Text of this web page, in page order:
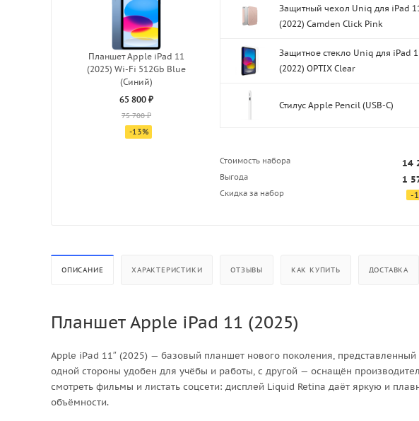
Планшет Apple iPad 11
(2025) Wi-Fi 512Gb Blue
(Синий)
65 800 ₽
75 700 ₽
-13%
Защитный чехол Uniq для iPad
(2022) Camden Click Pink
Защитное стекло Uniq для iPad
(2022) OPTIX Clear
Стилус Apple Pencil (USB-C)
Стоимость набора 14
Выгода 1
Скидка за набор -
ОПИСАНИЕ ХАРАКТЕРИСТИКИ ОТЗЫВЫ КАК КУПИТЬ ДОСТАВКА
Планшет Apple iPad 11 (2025)
Apple iPad 11″ (2025) — базовый планшет нового поколения,
одной стороны удобен для учёбы и работы, с другой — оснащён
смотреть фильмы и листать соцсети: дисплей Liquid Retina даёт яркую и
объёмности.